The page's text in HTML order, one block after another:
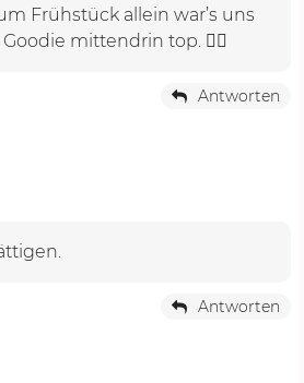
Frühstück allein war’s uns
mittendrin top. 👍🏻
Antworten
Antworten